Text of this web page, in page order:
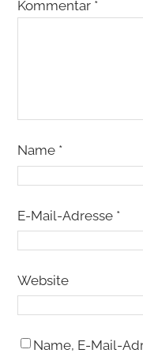
Kommentar *
Name *
E-Mail-Adresse *
Website
Name, E-Mail-